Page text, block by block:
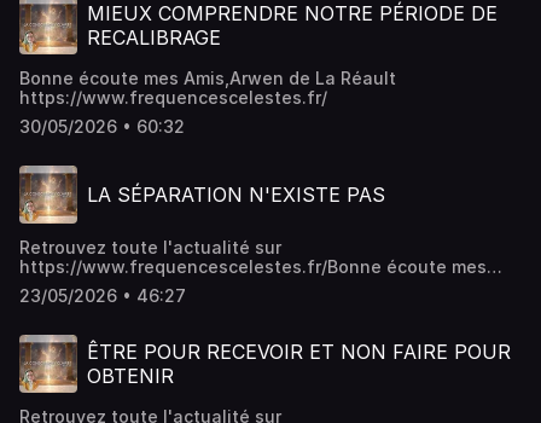
MIEUX COMPRENDRE NOTRE PÉRIODE DE
RECALIBRAGE
Bonne écoute mes Amis,Arwen de La Réault
https://www.frequencescelestes.fr/
30/05/2026 • 60:32
LA SÉPARATION N'EXISTE PAS
Retrouvez toute l'actualité sur
https://www.frequencescelestes.fr/Bonne écoute mes
amis,Arwen de La Réault
23/05/2026 • 46:27
ÊTRE POUR RECEVOIR ET NON FAIRE POUR
OBTENIR
Retrouvez toute l'actualité sur